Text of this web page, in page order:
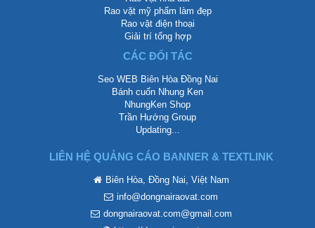
Rao vặt mỹ phẩm làm đẹp
Rao vặt điện thoại
Giải trí tổng hợp
CÁC ĐỐI TÁC
Seo WEB Biên Hòa Đồng Nai
Bánh cuốn Nhung Ken
NhungKen Shop
Trần Hướng Group
Updating...
LIÊN HỆ QUẢNG CÁO BANNER & TEXTLINK
Biên Hòa, Đồng Nai, Việt Nam
info@dongnairaovat.com
dongnairaovat.com@gmail.com